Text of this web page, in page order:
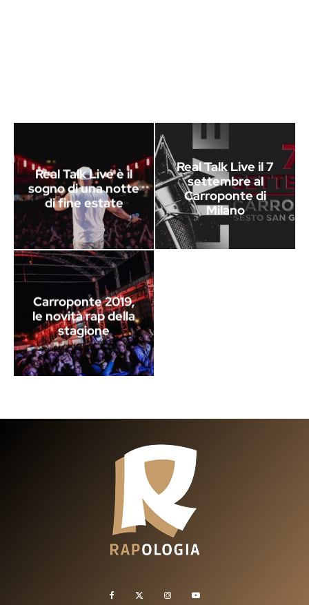
Real Talk Live è il
sogno di una notte
di fine estate
Real Talk Live il 7
settembre al
Carroponte di
Milano
Carroponte 2019,
le novità rap della
stagione